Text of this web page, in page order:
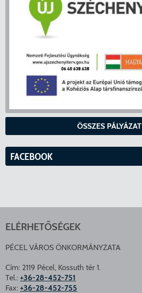
ÖSSZES PÁLYÁZAT
FACEBOOK
ELÉRHETŐSÉGEK
PÉCEL VÁROS ÖNKORMÁNYZATA
Cím: 2119 Pécel, Kossuth tér 1.
Tel.:+36-28-452-751
Fax:+36-28-452-755